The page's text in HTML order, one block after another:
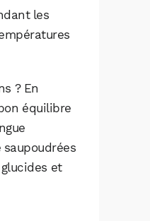
les
? En
équilibre
et